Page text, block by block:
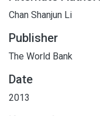
Chan Shanjun Li
Publisher
The World Bank
Date
2013